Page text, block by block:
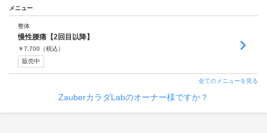
メニュー
整体
慢性腰痛【2回目以降】
￥7,700 （税込）
販売中
全てのメニューを見る
ZauberカラダLabのオーナー様ですか？